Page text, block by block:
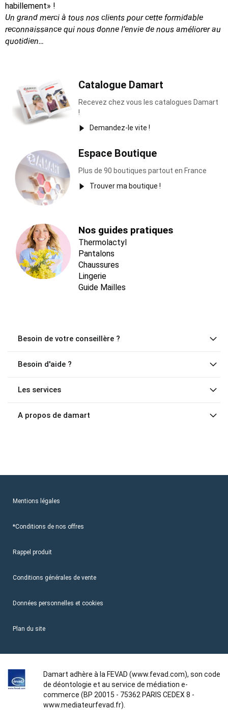
habillement» !
Un grand merci à tous nos clients pour cette formidable
reconnaissancequi nous donne l’envie de nous améliorer au
quotidien…
Catalogue Damart
Recevez chez vous les catalogues Damart
!
Demandez-le vite !
Espace Boutique
Plus de 90 boutiques partout en France
Trouver ma boutique !
Nos guides pratiques
Thermolactyl
Pantalons
Chaussures
Lingerie
Guide Mailles
Besoin de votre conseillère ?
Besoin d'aide ?
Les services
A propos de damart
Mentions légales
*Conditions de nos offres
Rappel produit
Conditions générales de vente
Données personnelles et cookies
Plan du site
Damart adhère à la FEVAD (www.fevad.com), son code
de déontologie et au service de médiation e-
commerce (BP 20015 - 75362 PARIS CEDEX 8 -
www.mediateurfevad.fr).